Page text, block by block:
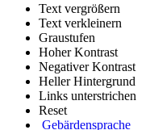
Text vergrößern
Text verkleinern
Graustufen
Hoher Kontrast
Negativer Kontrast
Heller Hintergrund
Links unterstrichen
Reset
Gebärdensprache